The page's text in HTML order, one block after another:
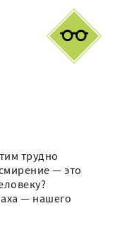
трудно
— это
— нашего